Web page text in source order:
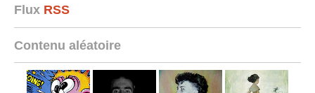
Flux RSS
Contenu aléatoire